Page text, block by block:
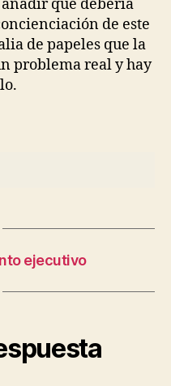
que debería
de este
de papeles que la
problema real y hay
ejecutivo